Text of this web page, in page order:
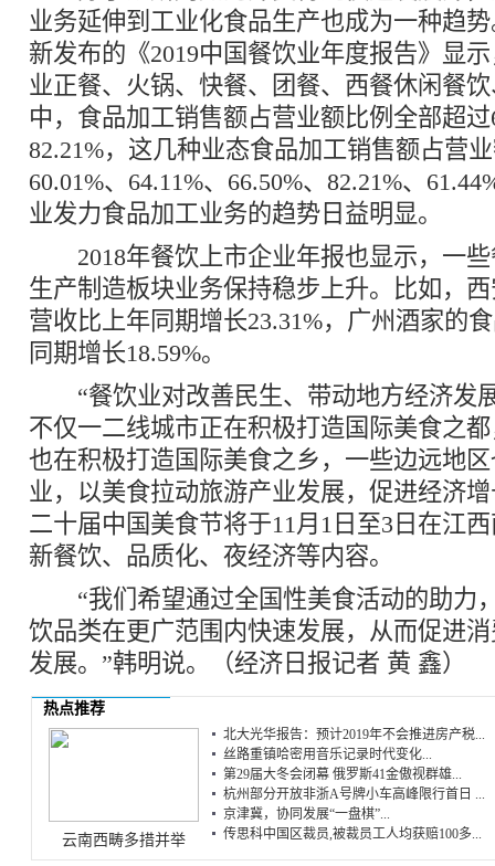
业务延伸到工业化食品生产也成为一种趋
新发布的《2019中国餐饮业年度报告》显
业正餐、火锅、快餐、团餐、西餐休闲餐
中，食品加工销售额占营业额比例全部超
82.21%，这几种业态食品加工销售额占营
60.01%、64.11%、66.50%、82.21%、
业发力食品加工业务的趋势日益明显。
2018年餐饮上市企业年报也显示，一些
生产制造板块业务保持稳步上升。比如，
营收比上年同期增长23.31%，广州酒家的
同期增长18.59%。
“餐饮业对改善民生、带动地方经济发
不仅一二线城市正在积极打造国际美食之
也在积极打造国际美食之乡，一些边远地
业，以美食拉动旅游产业发展，促进经济
二十届中国美食节将于11月1日至3日在江
新餐饮、品质化、夜经济等内容。
“我们希望通过全国性美食活动的助力
饮品类在更广范围内快速发展，从而促进
发展。”韩明说。（经济日报记者 黄 鑫）
热点推荐
云南西畴多措并举
北大光华报告：预计2019年不会推进房产税...
丝路重镇哈密用音乐记录时代变化...
第29届大冬会闭幕 俄罗斯41金傲视群雄...
杭州部分开放非浙A号牌小车高峰限行首日 ...
京津冀，协同发展“一盘棋”...
传思科中国区裁员,被裁员工人均获赔100多...